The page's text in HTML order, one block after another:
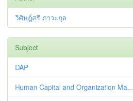
วิศิษฎ์สรี ภาวะกุล
Subject
DAP
Human Capital and Organization Ma...